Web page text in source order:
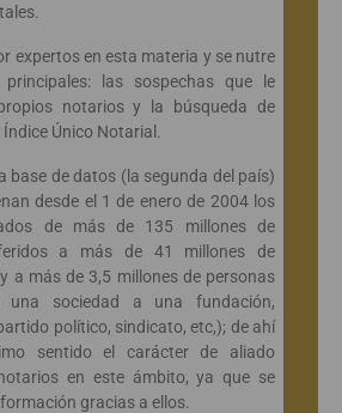
expertos en esta materia y se nutre
las sospechas que le
notarios y la búsqueda de
Único Notarial.
base de datos (la segunda del país)
desde el 1 de enero de 2004 los
de más de 135 millones de
a más de 41 millones de
a más de 3,5 millones de personas
una sociedad a una fundación,
político, sindicato, etc,); de ahí
sentido el carácter de aliado
en este ámbito, ya que se
gracias a ellos.